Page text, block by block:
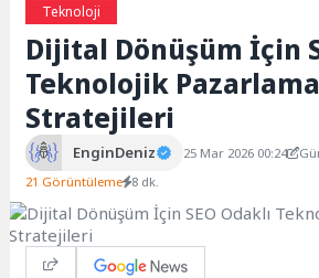
Teknoloji
Dijital Dönüşüm İçin
Teknolojik Pazarlama
Stratejileri
EnginDeniz 25 Mar 2026 00:24
21 Görüntüleme 8 dk.